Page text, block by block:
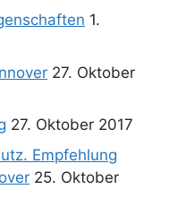
1.
27. Oktober
27. Oktober 2017
Empfehlung
25. Oktober